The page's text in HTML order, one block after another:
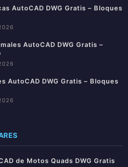
AutoCAD DWG Gratis – Bloques
AutoCAD DWG Gratis –
AutoCAD DWG Gratis – Bloques
de Motos Quads DWG Gratis